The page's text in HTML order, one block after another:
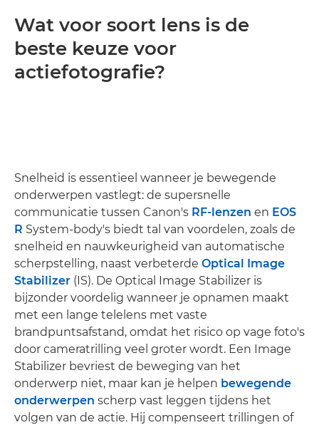
Wat voor soort lens is de
beste keuze voor
actiefotografie?
Snelheid is essentieel wanneer je bewegende
onderwerpen vastlegt: de supersnelle
communicatie tussen Canon's RF-lenzen en EOS
R System-body's biedt tal van voordelen, zoals de
snelheid en nauwkeurigheid van automatische
scherpstelling, naast verbeterde Optical Image
Stabilizer (IS). De Optical Image Stabilizer is
bijzonder voordelig wanneer je opnamen maakt
met een lange telelens met vaste
brandpuntsafstand, omdat het risico op vage foto's
door cameratrilling veel groter wordt. Een Image
Stabilizer bevriest de beweging van het
onderwerp niet, maar kan je helpen bewegende
onderwerpen scherp vast leggen tijdens het
volgen van de actie. Hij compenseert trillingen of